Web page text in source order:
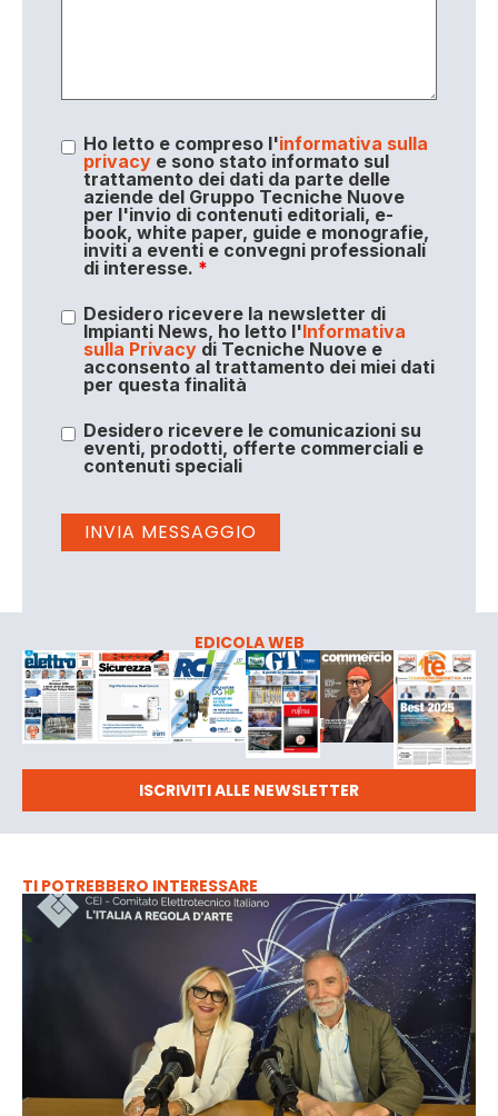
Ho letto e compreso l'informativa sulla
privacye sono stato informato sul
trattamento dei dati da parte delle
aziende del Gruppo Tecniche Nuove
per l'invio di contenuti editoriali, e-
book, white paper, guide e monografie,
inviti a eventi e convegni professionali
di interesse. *
Desidero ricevere la newsletter di
Impianti News, ho letto l'Informativa
sulla Privacydi Tecniche Nuove e
acconsento al trattamento dei miei dati
per questa finalità
Desidero ricevere le comunicazioni su
eventi, prodotti, offerte commerciali e
contenuti speciali
EDICOLA WEB
ISCRIVITI ALLE NEWSLETTER
TI POTREBBERO INTERESSARE